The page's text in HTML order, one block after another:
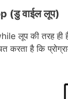
(डु वाईल लूप)
लूप की तरह ही
करता है कि